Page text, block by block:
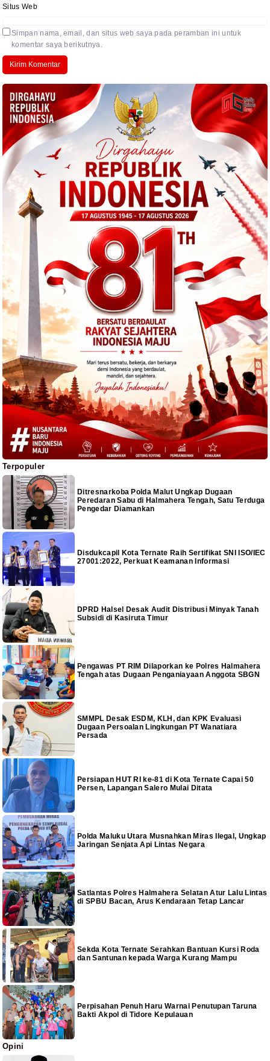
Situs Web
Simpan nama, email, dan situs web saya pada peramban ini untuk
komentar saya berikutnya.
Terpopuler
Ditresnarkoba Polda Malut Ungkap Dugaan
Peredaran Sabu di Halmahera Tengah, Satu Terduga
Pengedar Diamankan
Disdukcapil Kota Ternate Raih Sertifikat SNI ISO/IEC
27001:2022, Perkuat Keamanan Informasi
DPRD Halsel Desak Audit Distribusi Minyak Tanah
Subsidi di Kasiruta Timur
Pengawas PT RIM Dilaporkan ke Polres Halmahera
Tengah atas Dugaan Penganiayaan Anggota SBGN
SMMPL Desak ESDM, KLH, dan KPK Evaluasi
Dugaan Persoalan Lingkungan PT Wanatiara
Persada
Persiapan HUT RI ke-81 di Kota Ternate Capai 50
Persen, Lapangan Salero Mulai Ditata
Polda Maluku Utara Musnahkan Miras Ilegal, Ungkap
Jaringan Senjata Api Lintas Negara
Satlantas Polres Halmahera Selatan Atur Lalu Lintas
di SPBU Bacan, Arus Kendaraan Tetap Lancar
Sekda Kota Ternate Serahkan Bantuan Kursi Roda
dan Santunan kepada Warga Kurang Mampu
Perpisahan Penuh Haru Warnai Penutupan Taruna
Bakti Akpol di Tidore Kepulauan
Opini